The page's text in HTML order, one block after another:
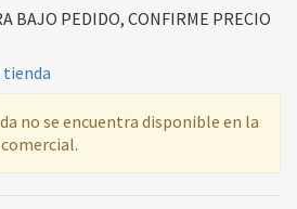
BAJO PEDIDO, CONFIRME PRECIO
tienda
no se encuentra disponible en la